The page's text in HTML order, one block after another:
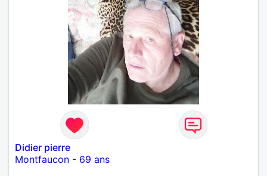
Didier pierre
Montfaucon - 69 ans